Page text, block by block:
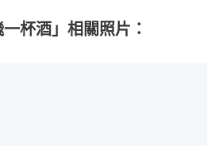
杯酒」相關照片：